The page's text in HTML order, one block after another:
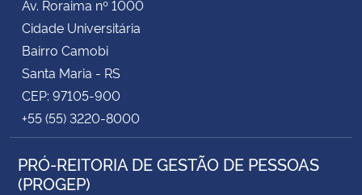
Av. Roraima nº 1000
Cidade Universitária
Bairro Camobi
Santa Maria - RS
CEP: 97105-900
+55 (55) 3220-8000
PRÓ-REITORIA DE GESTÃO DE PESSOAS
(PROGEP)